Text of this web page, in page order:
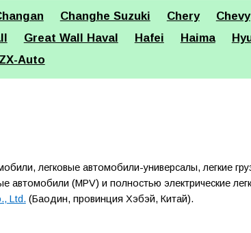
Changhe Suzuki Chery Chevy
Great Wall Haval Hafei Haima
ZX-Auto
легковые автомобили-универсалы, легкие
автомобили (MPV) и полностью электрические
Ltd. (Баодин, провинция Хэбэй, Китай).